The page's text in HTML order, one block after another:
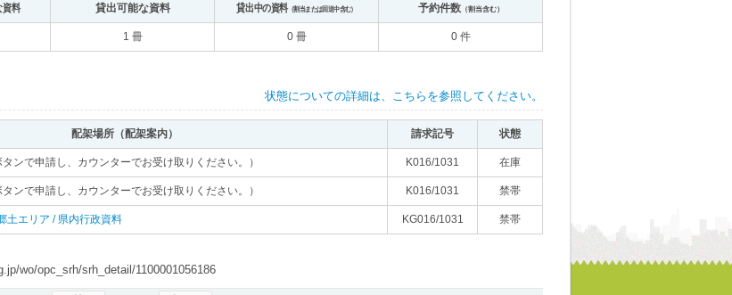
資料 貸出可能な資料 貸出中の資料（割当または回送中含む） 予約件数（割当含む）
1 冊 0 冊 0 件
状態についての詳細は、こちらを参照してください。
配架場所（配架案内） 請求記号 状態
ンで申請し、カウンターでお受け取りください。） K016/1031 在庫
ンで申請し、カウンターでお受け取りください。） K016/1031 禁帯
土エリア / 県内行政資料 KG016/1031 禁帯
wo/opc_srh/srh_detail/1100001056186